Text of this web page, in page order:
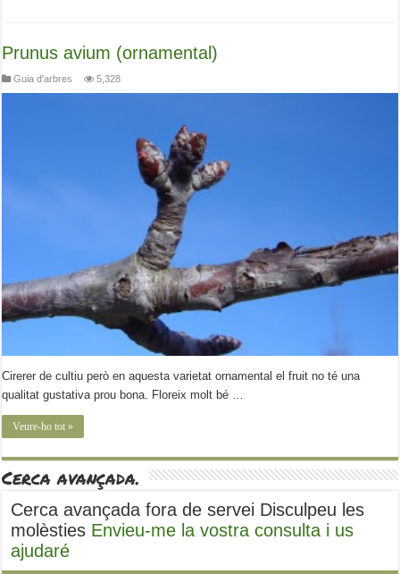
Prunus avium (ornamental)
Guia d'arbres 5,328
Cirerer de cultiu però en aquesta varietat ornamental el fruit no té una
qualitat gustativa prou bona. Floreix molt bé …
Veure-ho tot »
Cerca avançada.
Cerca avançada fora de servei Disculpeu les
molèsties Envieu-me la vostra consulta i us
ajudaré